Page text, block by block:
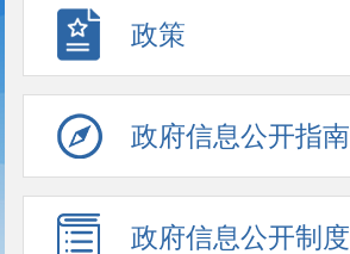
政策
政府信息公开指南
政府信息公开制度